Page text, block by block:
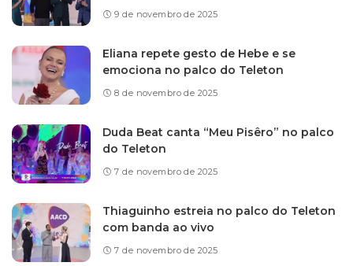
9 de novembro de 2025
Eliana repete gesto de Hebe e se
emociona no palco do Teleton
8 de novembro de 2025
Duda Beat canta “Meu Pisêro” no palco
do Teleton
7 de novembro de 2025
Thiaguinho estreia no palco do Teleton
com banda ao vivo
7 de novembro de 2025